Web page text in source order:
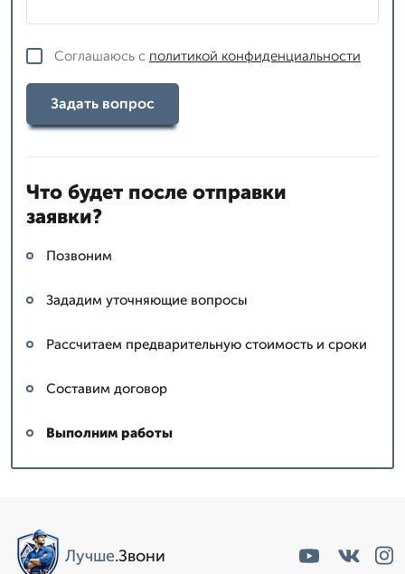
Соглашаюсь с политикой конфиденциальности
Задать вопрос
Что будет после отправки
заявки?
Позвоним
Зададим уточняющие вопросы
Рассчитаем предварительную стоимость и сроки
Составим договор
Выполним работы
Лучше.Звони